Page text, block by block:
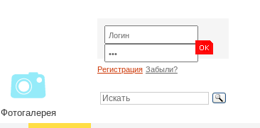
Фотогалерея
Регистрация Забыли?